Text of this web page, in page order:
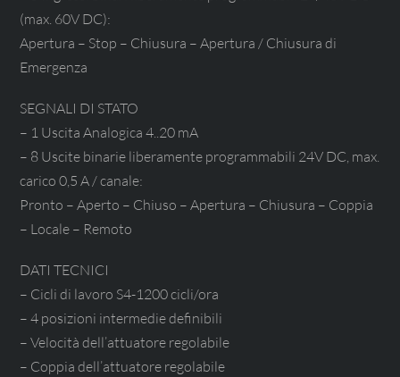
(max. 60V DC):
Apertura – Stop – Chiusura – Apertura / Chiusura di
Emergenza
SEGNALI DI STATO
– 1 Uscita Analogica 4..20 mA
– 8 Uscite binarie liberamente programmabili 24V DC, max.
carico 0,5 A / canale:
Pronto – Aperto – Chiuso – Apertura – Chiusura – Coppia
– Locale – Remoto
DATI TECNICI
– Cicli di lavoro S4-1200 cicli/ora
– 4 posizioni intermedie definibili
– Velocità dell’attuatore regolabile
– Coppia dell’attuatore regolabile